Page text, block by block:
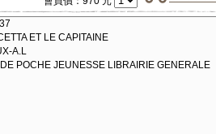
ET LE CAPITAINE
A.L
POCHE JEUNESSE LIBRAIRIE GENERALE